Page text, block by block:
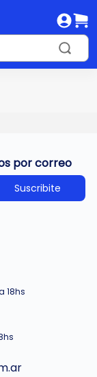
por correo
Suscribite
18hs